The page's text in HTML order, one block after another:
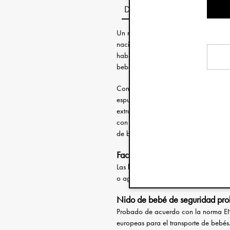
Descripción
Un nido portátil es perfecto para los
nacido y su familia. El nido crea un
habitación a otra de forma fácil y
bebé cerca de ti.
Confeccionado con un tejido
espuma suave se coloca encima de
extralargas, se puede trasladar de
con la norma EN 1466:2023, que
de bebés.
Facilidad de transporte
Las largas correas y su bajo peso
o agitar excesivamente el nido, ya
Nido de bebé de seguridad
Probado de acuerdo con la norma
europeas para el transporte de bebés.